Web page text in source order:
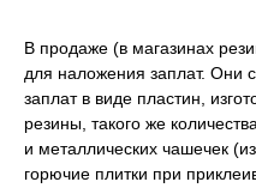
В продаже (в магазинах
для наложения заплат. Они
заплат в виде пластин,
резины, такого же
и металлических чашечек
горючие плитки при